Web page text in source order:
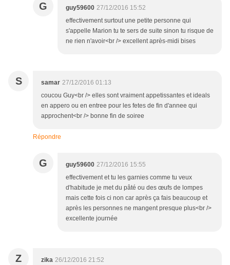
G guy59600 27/12/2016 15:52
effectivement surtout une petite personne qui
s'appelle Marion tu te sers de suite sinon tu risque de
ne rien n'avoir<br /> excellent après-midi bises
S samar 27/12/2016 01:13
coucou Guy<br /> elles sont vraiment appetissantes et ideals
en appero ou en entree pour les fetes de fin d'annee qui
approchent<br /> bonne fin de soiree
Répondre
G guy59600 27/12/2016 15:55
effectivement et tu les garnies comme tu veux
d'habitude je met du pâté ou des œufs de lompes
mais cette fois ci non car après ça fais beaucoup et
après les personnes ne mangent presque plus<br />
excellente journée
Z zika 26/12/2016 21:52